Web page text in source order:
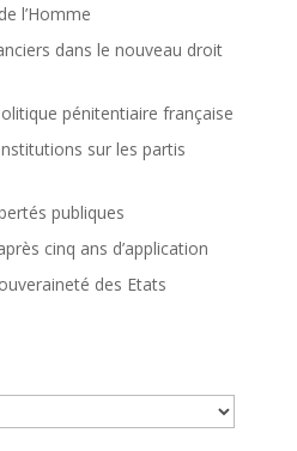
l’Homme
dans le nouveau droit
pénitentiaire française
sur les partis
publiques
cinq ans d’application
des Etats